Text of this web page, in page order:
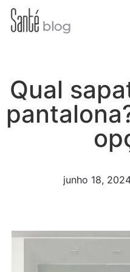
Qual
junho 18,